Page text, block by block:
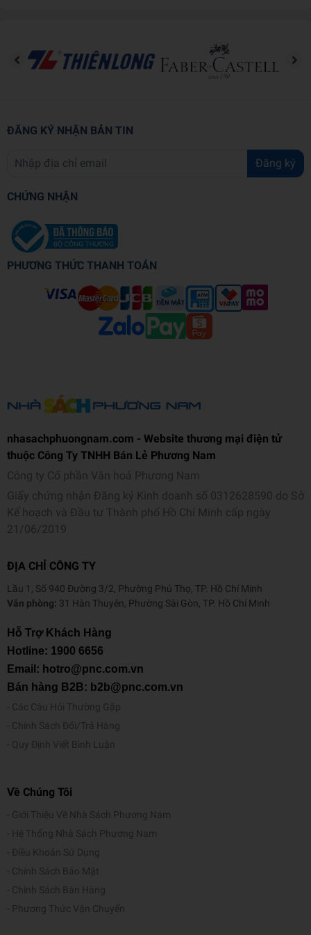
Nếu bây giờ bạn không, hoặc không dự định kinh doanh, bạn cũng
hãy tin rằng kiến thức kinh doanh bằng tâm lý mang đến cho bạn
ĐĂNG KÝ NHẬN BẢN TIN
Đăng ký
CHỨNG NHẬN
PHƯƠNG THỨC THANH TOÁN
nhasachphuongnam.com - Website thương mại điện tử
thuộc Công Ty TNHH Bán Lẻ Phương Nam
Công ty Cổ phần Văn hoá Phương Nam
Giấy chứng nhận Đăng ký Kinh doanh số 0312628590 do Sở
Kế hoạch và Đầu tư Thành phố Hồ Chí Minh cấp ngày
21/06/2019
ĐỊA CHỈ CÔNG TY
Lầu 1, Số 940 Đường 3/2, Phường Phú Thọ, TP. Hồ Chí Minh
Văn phòng: 31 Hàn Thuyên, Phường Sài Gòn, TP. Hồ Chí Minh
Hỗ Trợ Khách Hàng
Hotline: 1900 6656
Email: hotro@pnc.com.vn
Bán hàng B2B: b2b@pnc.com.vn
Các Câu Hỏi Thường Gặp
Chính Sách Đổi/Trả Hàng
Quy Định Viết Bình Luận
Về Chúng Tôi
Giới Thiệu Về Nhà Sách Phương Nam
Hệ Thống Nhà Sách Phương Nam
Điều Khoản Sử Dụng
Chính Sách Bảo Mật
Chính Sách Bán Hàng
Phương Thức Vận Chuyển